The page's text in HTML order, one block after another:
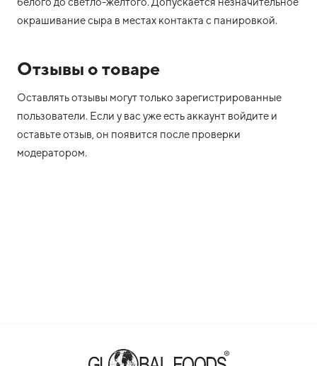
окрашивание сыра в местах контакта с панировкой.
Отзывы о товаре
Оставлять отзывы могут только зарегистрированные
пользователи. Если у вас уже есть аккаунт войдите и
оставьте отзыв, он появится после проверки
модератором.